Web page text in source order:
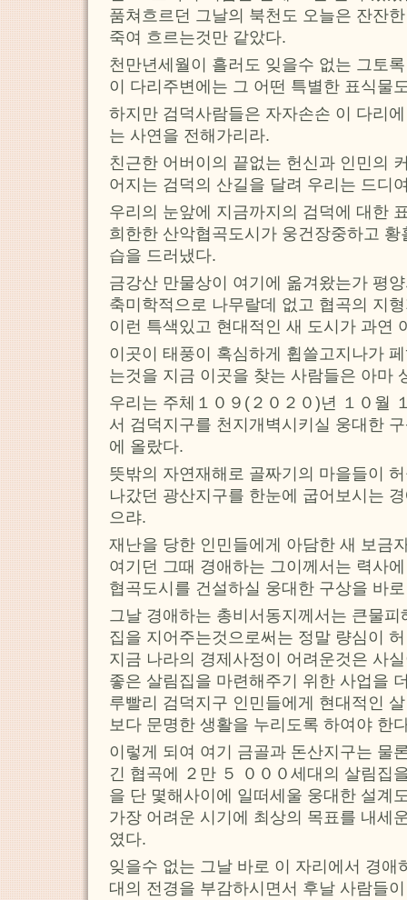
품쳐흐르던 그날의 북천도 오늘은 잔잔
죽여 흐르는것만 같았다.
천만년세월이 흘러도 잊을수 없는 그토
이 다리주변에는 그 어떤 특별한 표식물
하지만 검덕사람들은 자자손손 이 다리
는 사연을 전해가리라.
친근한 어버이의 끝없는 헌신과 인민의
어지는 검덕의 산길을 달려 우리는 드디
우리의 눈앞에 지금까지의 검덕에 대한
희한한 산악협곡도시가 웅건장중하고
습을 드러냈다.
금강산 만물상이 여기에 옮겨왔는가 평
축미학적으로 나무랄데 없고 협곡의 지
이런 특색있고 현대적인 새 도시가 과연
이곳이 태풍이 혹심하게 휩쓸고지나가
는것을 지금 이곳을 찾는 사람들은 아마
우리는 주체１０９(２０２０)년 １０월
서 검덕지구를 천지개벽시키실 웅대한
에 올랐다.
뜻밖의 자연재해로 골짜기의 마을들이
나갔던 광산지구를 한눈에 굽어보시는
으랴.
재난을 당한 인민들에게 아담한 새 보금
여기던 그때 경애하는 그이께서는 력사
협곡도시를 건설하실 웅대한 구상을 바
그날 경애하는 총비서동지께서는 큰물
집을 지어주는것으로써는 정말 량심이
지금 나라의 경제사정이 어려운것은 사
좋은 살림집을 마련해주기 위한 사업을
루빨리 검덕지구 인민들에게 현대적인
보다 문명한 생활을 누리도록 하여야 한
이렇게 되여 여기 금골과 돈산지구는 물
긴 협곡에 ２만 ５ ０００세대의 살림집
을 단 몇해사이에 일떠세울 웅대한 설계
가장 어려운 시기에 최상의 목표를 내세
였다.
잊을수 없는 그날 바로 이 자리에서 경애
대의 전경을 부감하시면서 후날 사람들